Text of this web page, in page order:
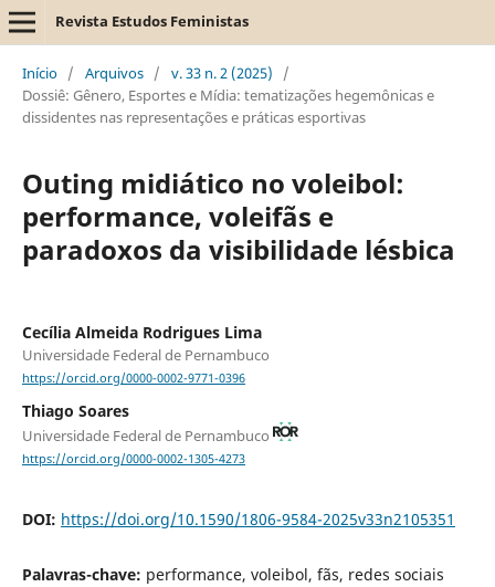
Revista Estudos Feministas
Início / Arquivos / v. 33 n. 2 (2025)
/
Dossiê: Gênero, Esportes e Mídia: tematizações hegemônicas e
dissidentes nas representações e práticas esportivas
Outing midiático no voleibol:
performance, voleifãs e
paradoxos da visibilidade lésbica
Cecília Almeida Rodrigues Lima
Universidade Federal de Pernambuco
https://orcid.org/0000-0002-9771-0396
Thiago Soares
Universidade Federal de Pernambuco
https://orcid.org/0000-0002-1305-4273
DOI: https://doi.org/10.1590/1806-9584-2025v33n2105351
Palavras-chave: performance, voleibol, fãs, redes sociais